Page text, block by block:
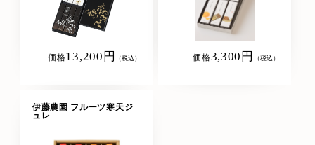
価格13,200円 （税込） 価格3,300円 （税込）
伊藤農園 フルーツ寒天ジ
ュレ